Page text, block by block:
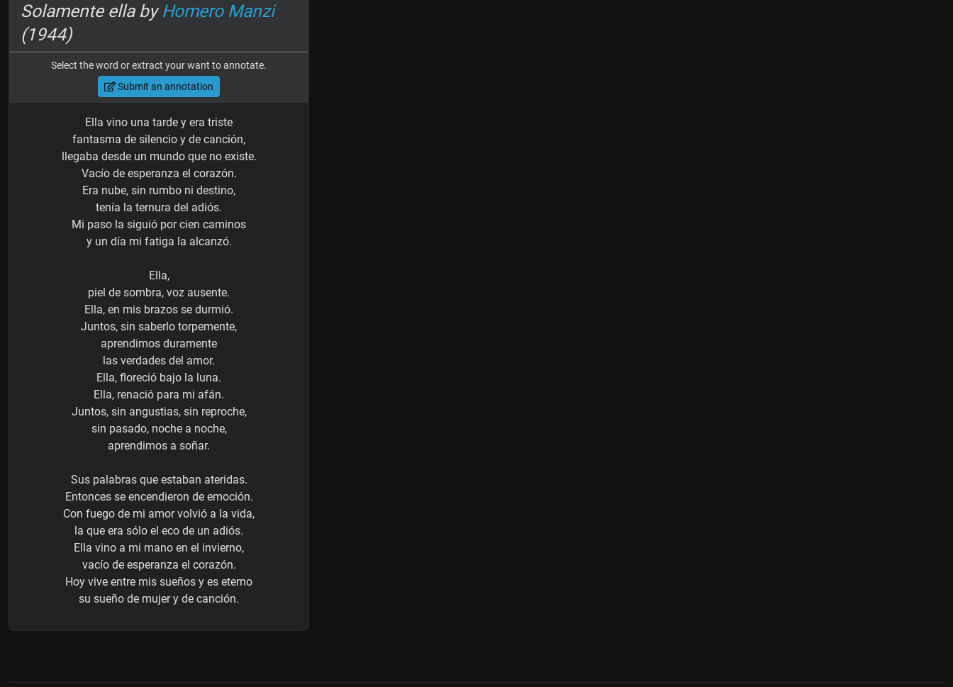
Solamente ella byHomero Manzi
(1944)
Select the word or extract your want to annotate.
Submit an annotation
Ella vino una tarde y era triste
fantasma de silencio y de canción,
llegaba desde un mundo que no existe.
Vacío de esperanza el corazón.
Era nube, sin rumbo ni destino,
tenía la ternura del adiós.
Mi paso la siguió por cien caminos
y un día mi fatiga la alcanzó.
Ella,
piel de sombra, voz ausente.
Ella, en mis brazos se durmió.
Juntos, sin saberlo torpemente,
aprendimos duramente
las verdades del amor.
Ella, floreció bajo la luna.
Ella, renació para mi afán.
Juntos, sin angustias, sin reproche,
sin pasado, noche a noche,
aprendimos a soñar.
Sus palabras que estaban ateridas.
Entonces se encendieron de emoción.
Con fuego de mi amor volvió a la vida,
la que era sólo el eco de un adiós.
Ella vino a mi mano en el invierno,
vacío de esperanza el corazón.
Hoy vive entre mis sueños y es eterno
su sueño de mujer y de canción.